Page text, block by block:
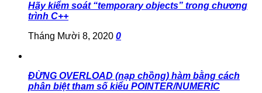
Hãy kiểm soát “temporary objects” trong chương
trình C++
Tháng Mười 8, 2020 0
ĐỪNG OVERLOAD (nạp chồng) hàm bằng cách
phân biệt tham số kiểu POINTER/NUMERIC